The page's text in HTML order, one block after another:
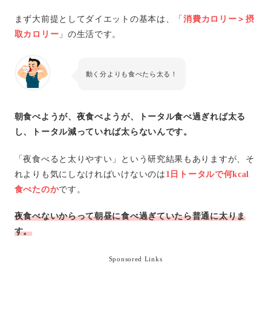
まず大前提としてダイエットの基本は、「消費カロリー＞摂
取カロリー 」の生活です。
動く分よりも食べたら太る！
朝食べようが、夜食べようが、トータル食べ過ぎれば太る
し、トータル減っていれば太らないんです。
「夜食べると太りやすい」という研究結果もありますが、そ
れよりも気にしなければいけないのは 1日トータルで何kcal
食べたのかです。
夜食べないからって朝昼に食べ過ぎていたら普通に太りま
す。
Sponsored Links